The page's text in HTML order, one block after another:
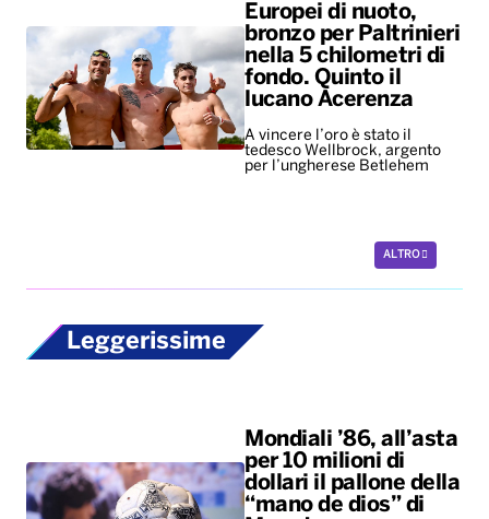
Europei di nuoto,
bronzo per Paltrinieri
nella 5 chilometri di
fondo. Quinto il
lucano Acerenza
A vincere l’oro è stato il
tedesco Wellbrock, argento
per l’ungherese Betlehem
ALTRO
Leggerissime
Mondiali ’86, all’asta
per 10 milioni di
dollari il pallone della
“mano de dios” di